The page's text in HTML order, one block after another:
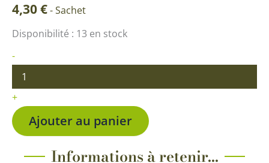
4,30€-Sachet
Disponibilité : 13 en stock
-
quantité
Lupin
Avalune
Blue
&
Lilac
Mix
+
Ajouter au panier
Informations à retenir...